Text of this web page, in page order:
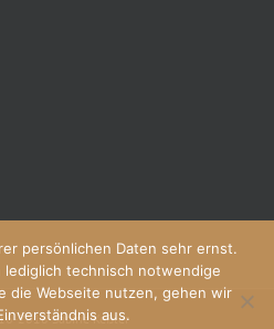
2018 Sabine Keßler
persönlichen Daten sehr ernst.
technisch notwendige
die Webseite nutzen, gehen wir
aus.